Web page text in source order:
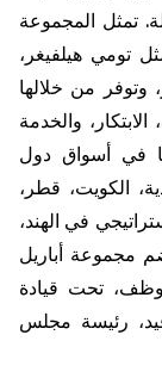
. تمثل المجموعة
تومي هيلفيغر ،
، وتوفر من خلالها
الابتكار، والخدمة
في أسواق دول
الكويت، قطر،
في الهند،
مجموعة أباريل
تحت قيادة
رئيسة مجلس